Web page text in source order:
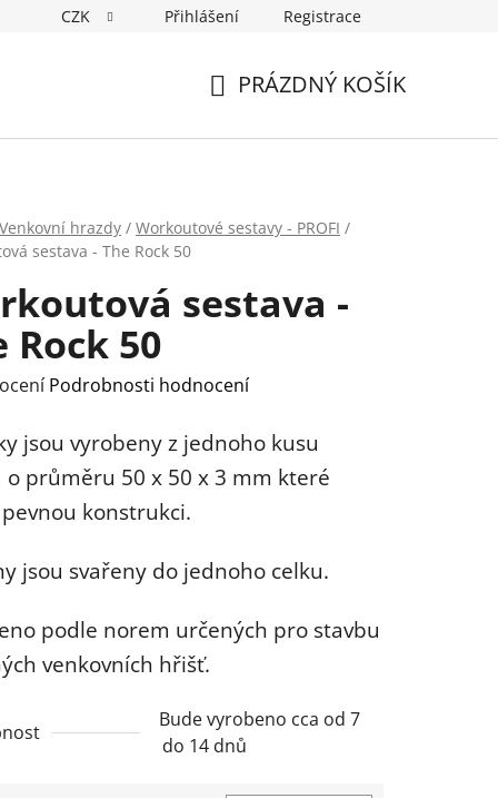
CZK Přihlášení Registrace
PRÁZDNÝ KOŠÍK
Venkovní hrazdy / Workoutové sestavy - PROFI /
sestava - The Rock 50
sestava -
Rock 50
Podrobnosti hodnocení
jsou vyrobeny z jednoho kusu
o průměru 50 x 50 x 3 mm které
konstrukci.
jsou svařeny do jednoho celku.
podle norem určených pro stavbu
venkovních hřišť.
Bude vyrobeno cca od 7
do 14 dnů